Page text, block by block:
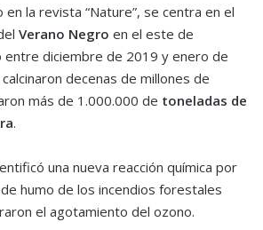
en la revista “Nature”, se centra en el
Verano Negro en el este de
entre diciembre de 2019 y enero de
decenas de millones de
más de 1.000.000 de toneladas de
.
una nueva reacción química por
humo de los incendios forestales
el agotamiento del ozono.